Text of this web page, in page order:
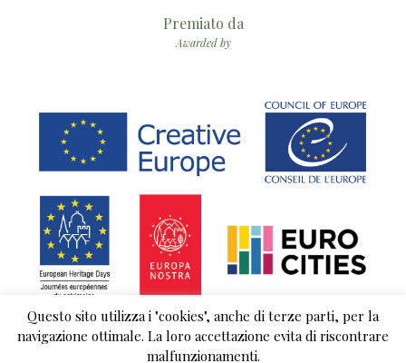
Premiato da
Awarded by
Questo sito utilizza i "cookies", anche di terze parti, per la
navigazione ottimale. La loro accettazione evita di riscontrare
malfunzionamenti.